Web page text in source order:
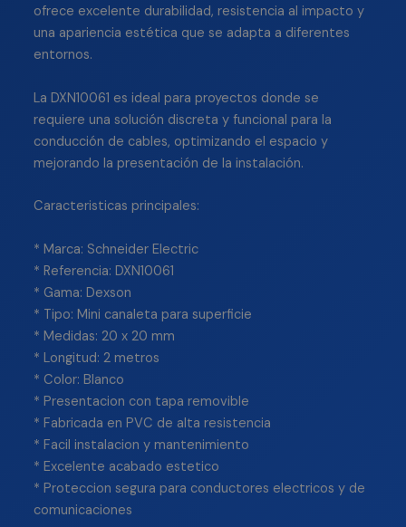
ofrece excelente durabilidad, resistencia al impacto y
una apariencia estética que se adapta a diferentes
entornos.
La DXN10061 es ideal para proyectos donde se
requiere una solución discreta y funcional para la
conducción de cables, optimizando el espacio y
mejorando la presentación de la instalación.
Caracteristicas principales:
* Marca: Schneider Electric
* Referencia: DXN10061
* Gama: Dexson
* Tipo: Mini canaleta para superficie
* Medidas: 20 x 20 mm
* Longitud: 2 metros
* Color: Blanco
* Presentacion con tapa removible
* Fabricada en PVC de alta resistencia
* Facil instalacion y mantenimiento
* Excelente acabado estetico
* Proteccion segura para conductores electricos y de
comunicaciones